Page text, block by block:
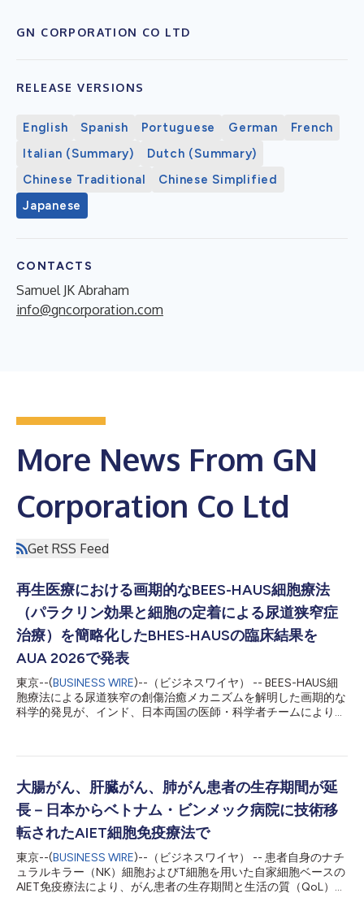
GN CORPORATION CO LTD
RELEASE VERSIONS
English Spanish Portuguese German
French
Italian (Summary)
Dutch (Summary)
Chinese Traditional
Chinese Simplified
Japanese
CONTACTS
Samuel JK Abraham
info@gncorporation.com
More News From GN
Corporation Co Ltd
Get RSS Feed
再生医療における画期的なBEES-HAUS細胞療法
（パラクリン効果と細胞の定着による尿道狭窄症
治療）を簡略化したBHES-HAUSの臨床結果を
AUA 2026で発表
東京--(BUSINESS WIRE)--（ビジネスワイヤ） -- BEES-HAUS細
胞療法による尿道狭窄の創傷治癒メカニズムを解明した画期的な
科学的発見が、インド、日本両国の医師・科学者チームにより報
は、尿道狭窄の治療に２次元（2D）培養された自己口腔粘膜上
元（3D）培養された同細胞群 を混合するハイブリッドアプロー
チが採用されました。2次元培養細胞が産生するIGF-1のパラクリ
ン効果と、３次元培養細胞の切開創への生着が相まって尿道上皮
欠損を修復するというメカニズムが考察され、結果がFrontiers in
Urology誌に発表されました。研究者らは、この成果は、in vitro
の組織工学で培養された細胞が、in vivoでの治療で良好な臨床結
果を出したという意味で世界初のものであり、尿道上皮の損傷の
回復につながっていると指摘しています。また、患者にとっては
大腸がん、肝臓がん、肺がん患者の生存期間が延
長－日本からベトナム・ビンメック病院に技術移
転されたAIET細胞免疫療法で
東京--(BUSINESS WIRE)--（ビジネスワイヤ） -- 患者自身のナチ
ュラルキラー（NK）細胞およびT細胞を用いた自家細胞ベースの
AIET免疫療法により、がん患者の生存期間と生活の質（QoL）が